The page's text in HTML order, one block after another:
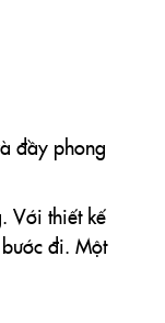
đầy phong
Với thiết kế
đi. Một